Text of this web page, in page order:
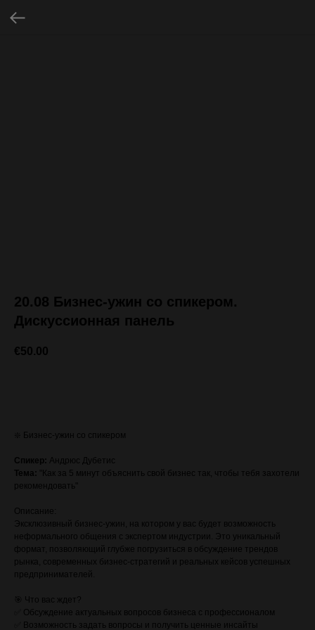
20.08 Бизнес-ужин со спикером.
Дискуссионная панель
€50.00
❇️ Бизнес-ужин со спикером
Спикер:
Андрюс Дубетис
Тема:
"Как за 5 минут объяснить свой бизнес так, чтобы тебя захотели
рекомендовать"
Описание:
Эксклюзивный бизнес-ужин, на котором у вас будет возможность
неформального общения с экспертом индустрии. Это уникальный
формат, позволяющий глубже погрузиться в обсуждение трендов
рынка, современных бизнес-стратегий и реальных кейсов успешных
предпринимателей.
🎯 Что вас ждет?
✅ Обсуждение актуальных вопросов бизнеса с профессионалом
✅ Возможность задать вопросы и получить ценные инсайты